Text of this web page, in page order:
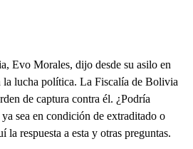
Evo Morales, dijo desde su asilo en
la lucha política. La Fiscalía de Bolivia
de captura contra él. ¿Podría
sea en condición de extraditado o
respuesta a esta y otras preguntas.